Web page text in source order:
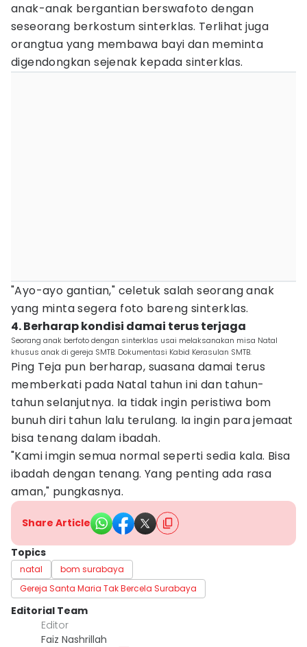
anak-anak bergantian berswafoto dengan
seseorang berkostum sinterklas. Terlihat juga
orangtua yang membawa bayi dan meminta
digendongkan sejenak kepada sinterklas.
"Ayo-ayo gantian," celetuk salah seorang anak
yang minta segera foto bareng sinterklas.
4. Berharap kondisi damai terus terjaga
Seorang anak berfoto dengan sinterklas usai melaksanakan misa Natal
khusus anak di gereja SMTB. Dokumentasi Kabid Kerasulan SMTB.
Ping Teja pun berharap, suasana damai terus
memberkati pada Natal tahun ini dan tahun-
tahun selanjutnya. Ia tidak ingin peristiwa bom
bunuh diri tahun lalu terulang. Ia ingin para jemaat
bisa tenang dalam ibadah.
"Kami imgin semua normal seperti sedia kala. Bisa
ibadah dengan tenang. Yang penting ada rasa
aman," pungkasnya.
Share Article
Topics
natal
bom surabaya
Gereja Santa Maria Tak Bercela Surabaya
Editorial Team
Editor
Faiz Nashrillah